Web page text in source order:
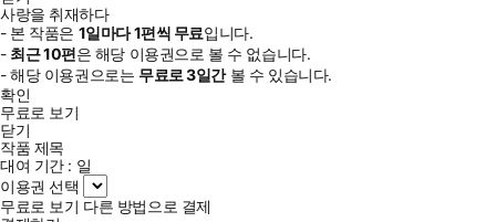
사랑을 취재하다
- 본 작품은 1일마다1편씩 무료입니다.
- 최근10편은 해당 이용권으로 볼 수 없습니다.
- 해당 이용권으로는 무료로3일간볼 수 있습니다.
확인
무료로 보기
닫기
작품 제목
대여 기간 : 일
이용권 선택
무료로 보기 다른 방법으로 결제